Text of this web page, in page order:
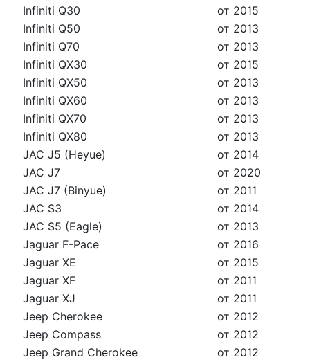
Infiniti Q30
от 2015
Infiniti Q50
от 2013
Infiniti Q70
от 2013
Infiniti QX30
от 2015
Infiniti QX50
от 2013
Infiniti QX60
от 2013
Infiniti QX70
от 2013
Infiniti QX80
от 2013
JAC J5 (Heyue)
от 2014
JAC J7
от 2020
JAC J7 (Binyue)
от 2011
JAC S3
от 2014
JAC S5 (Eagle)
от 2013
Jaguar F-Pace
от 2016
Jaguar XE
от 2015
Jaguar XF
от 2011
Jaguar XJ
от 2011
Jeep Cherokee
от 2012
Jeep Compass
от 2012
Jeep Grand Cherokee
от 2012